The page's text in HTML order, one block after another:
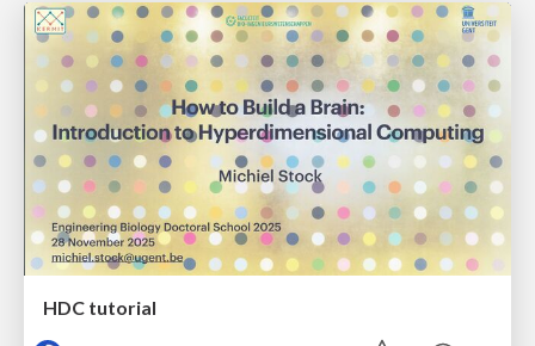
HDC tutorial